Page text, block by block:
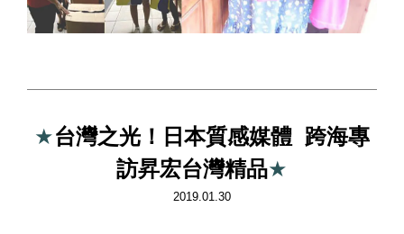
★台灣之光！日本質感媒體 跨海專
訪昇宏台灣精品★
2019.01.30